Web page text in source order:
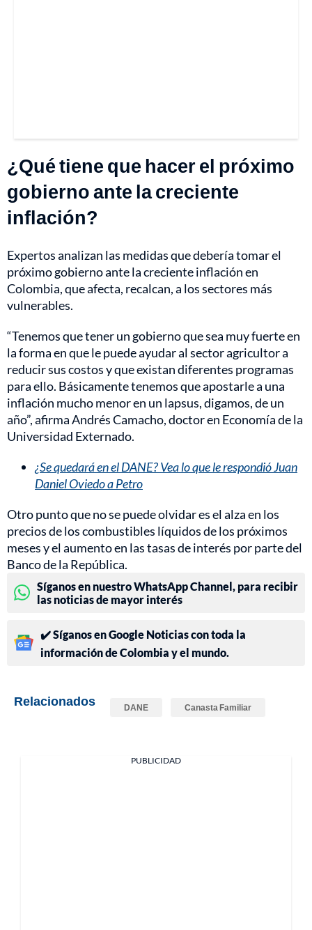
¿Qué tiene que hacer el próximo
gobierno ante la creciente
inflación?
Expertos analizan las medidas que debería tomar el
próximo gobierno ante la creciente inflación en
Colombia, que afecta, recalcan, a los sectores más
vulnerables.
“Tenemos que tener un gobierno que sea muy fuerte en
la forma en que le puede ayudar al sector agricultor a
reducir sus costos y que existan diferentes programas
para ello. Básicamente tenemos que apostarle a una
inflación mucho menor en un lapsus, digamos, de un
año”, afirma Andrés Camacho, doctor en Economía de la
Universidad Externado.
¿Se quedará en el DANE? Vea lo que le respondió Juan
Daniel Oviedo a Petro
Otro punto que no se puede olvidar es el alza en los
precios de los combustibles líquidos de los próximos
meses y el aumento en las tasas de interés por parte del
Banco de la República.
Síganos en nuestro WhatsApp Channel, para recibir
las noticias de mayor interés
✔️ Síganos en Google Noticias con toda la
información de Colombia y el mundo.
Relacionados DANE Canasta Familiar
PUBLICIDAD